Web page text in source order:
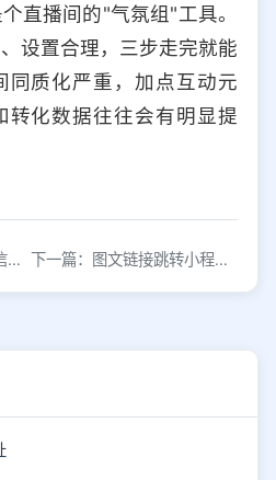
直播间的"气氛组"工具。
设置合理，三步走完就能
同质化严重，加点互动元
转化数据往往会有明显提
上一篇：小红书跳转加微信，打造专属社交新体验 下一篇：图文链接跳转小程序：提升用户体验与转化率的实战指南